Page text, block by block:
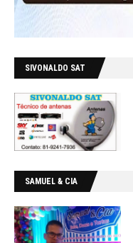
SIVONALDO SAT
SAMUEL & CIA